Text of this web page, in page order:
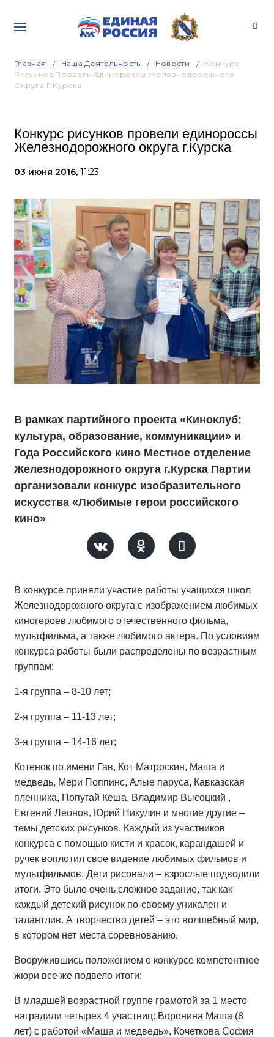
Главная Наша Деятельность Новости
Конкурс
Рисунков Провели Единороссы Железнодорожного
Округа Г.Курска
Конкурс рисунков провели единороссы
Железнодорожного округа г.Курска
03 июня 2016, 11:23
В рамках партийного проекта «Киноклуб:
культура, образование, коммуникации» и
Года Российского кино Местное отделение
Железнодорожного округа г.Курска Партии
организовали конкурс изобразительного
искусства «Любимые герои российского
кино»
В конкурсе приняли участие работы учащихся школ
Железнодорожного округа с изображением любимых
киногероев любимого отечественного фильма,
мультфильма, а также любимого актера. По условиям
конкурса работы были распределены по возрастным
группам:
1-я группа – 8-10 лет;
2-я группа – 11-13 лет;
3-я группа – 14-16 лет;
Котенок по имени Гав, Кот Матроскин, Маша и
медведь, Мери Поппинс, Алые паруса, Кавказская
пленника, Попугай Кеша, Владимир Высоцкий ,
Евгений Леонов, Юрий Никулин и многие другие –
темы детских рисунков. Каждый из участников
конкурса с помощью кисти и красок, карандашей и
ручек воплотил свое видение любимых фильмов и
мультфильмов. Дети рисовали – взрослые подводили
итоги. Это было очень сложное задание, так как
каждый детский рисунок по-своему уникален и
талантлив. А творчество детей – это волшебный мир,
в котором нет места соревнованию.
Вооружившись положением о конкурсе компетентное
жюри все же подвело итоги:
В младшей возрастной группе грамотой за 1 место
наградили четырех 4 участниц: Воронина Маша (8
лет) с работой «Маша и медведь», Кочеткова София